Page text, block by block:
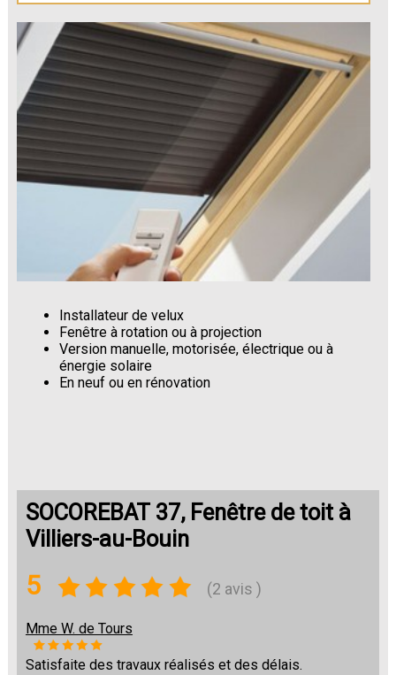
Installateur de velux
Fenêtre à rotation ou à projection
Version manuelle, motorisée, électrique ou à
énergie solaire
En neuf ou en rénovation
SOCOREBAT 37, Fenêtre de toit à
Villiers-au-Bouin
5 (2 avis )
Mme W. de Tours
Satisfaite des travaux réalisés et des délais.